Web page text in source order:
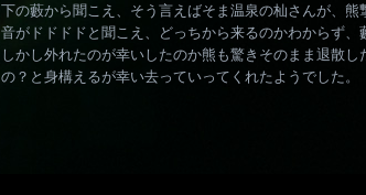
下の藪から聞こえ、そう言えばそま温泉の杣さんが、
音がドドドドと聞こえ、どっちから来るのかわからず、
しかし外れたのが幸いしたのか熊も驚きそのまま退散
の？と身構えるが幸い去っていってくれたようでした。